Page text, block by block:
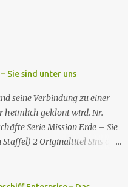
Sie sind unter uns
seine Verbindung zu einer
heimlich geklont wird. Nr.
Serie Mission Erde – Sie
2 Original­titel Sins of